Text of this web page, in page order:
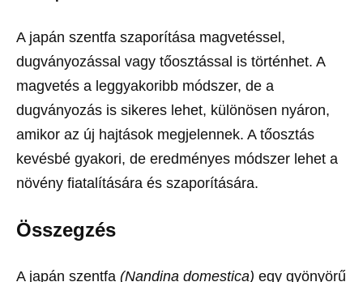
A japán szentfa szaporítása magvetéssel,
dugványozással vagy tőosztással is történhet. A
magvetés a leggyakoribb módszer, de a
dugványozás is sikeres lehet, különösen nyáron,
amikor az új hajtások megjelennek. A tőosztás
kevésbé gyakori, de eredményes módszer lehet a
növény fiatalítására és szaporítására.
Összegzés
A japán szentfa (Nandina domestica) egy gyönyörű